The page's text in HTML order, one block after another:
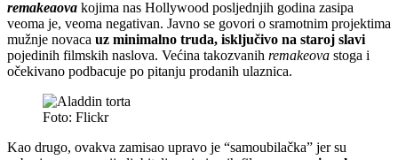
remakeaova kojima nas Hollywood posljednjih godina zasipa
veoma je, veoma negativan. Javno se govori o sramotnim projektima
mužnje novaca uz minimalno truda, isključivo na staroj slavi
pojedinih filmskih naslova. Većina takozvanih remakeova stoga i
očekivano podbacuje po pitanju prodanih ulaznica.
Foto: Flickr
Kao drugo, ovakva zamisao upravo je “samoubilačka” jer su